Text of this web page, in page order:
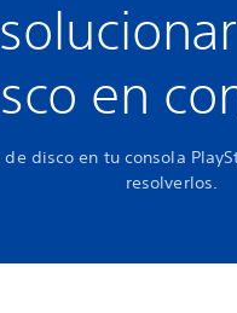
en
disco en tu consola
resolverlos.